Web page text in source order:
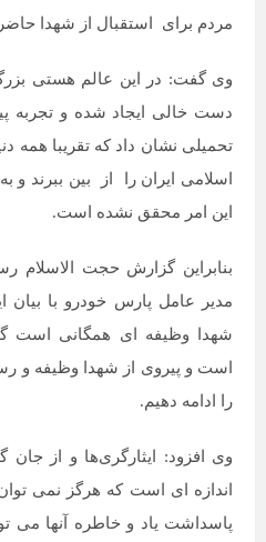
مردم برای استقبال از شهدا
وی گفت: در این عالم هستی
دست خالی ایجاد شده و تجربه
تحمیلی نشان داد که تقریبا همه
اسلامی ایران را از بین ببرند و
این امر محقق نشده است.
بنابراین گزارش حجت الاسلام
مدیر عامل پارس خودرو با بیان
شهدا وظیفه ای همگانی است
است و پیروی از شهدا وظیفه و
را ادامه دهیم.
وی افزود: ایثارگری‌ها و از
اندازه ای است که هرگز نمی
پاسداشت یاد و خاطره آنها می